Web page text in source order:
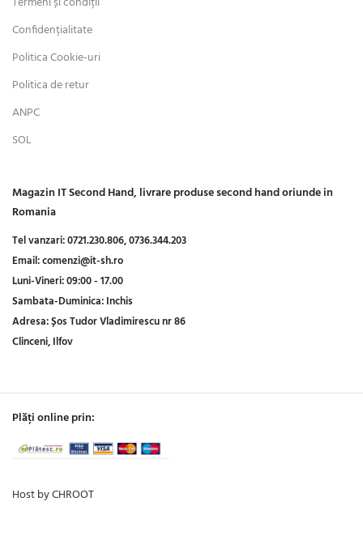
Confidențialitate
Politica Cookie-uri
Politica de retur
ANPC
SOL
Magazin IT Second Hand, livrare produse second hand oriunde in
Romania
Tel vanzari:0721.230.806,0736.344.203
Email:comenzi@it-sh.ro
Luni-Vineri:09:00 - 17.00
Sambata-Duminica:Inchis
Adresa:Șos Tudor Vladimirescu nr 86
Clinceni, Ilfov
Plăți online prin:
Host by CHROOT